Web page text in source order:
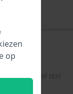
Show original text
op